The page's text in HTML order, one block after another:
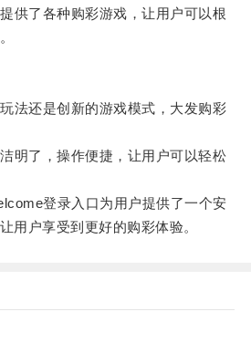
了各种购彩游戏，让用户可以根
还是创新的游戏模式，大发购彩
了，操作便捷，让用户可以轻松
登录入口为用户提供了一个安
用户享受到更好的购彩体验。